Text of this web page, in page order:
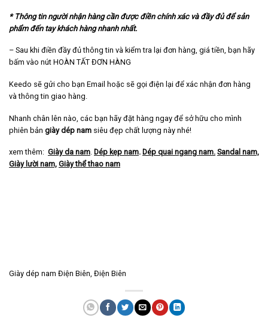
* Thông tin người nhận hàng cần được điền chính xác và đầy đủ để sản
phẩm đến tay khách hàng nhanh nhất.
– Sau khi điền đầy đủ thông tin và kiểm tra lại đơn hàng, giá tiền, bạn hãy
bấm vào nút HOÀN TẤT ĐƠN HÀNG
Keedo sẽ gửi cho bạn Email hoặc sẽ gọi điện lại để xác nhận đơn hàng
và thông tin giao hàng.
Nhanh chân lên nào, các bạn hãy đặt hàng ngay để sở hữu cho mình
phiên bản giày dép nam siêu đẹp chất lượng này nhé!
xem thêm: Giày da nam. Dép kẹp nam. Dép quai ngang nam. Sandal nam,
Giày lười nam, Giày thể thao nam
Giày dép nam Điện Biên, Điện Biên